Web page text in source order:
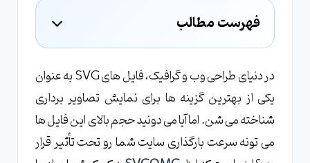
فهرست مطالب
ابزار SVGOMG چیست و چگونه کار می کند؟
معرفی ابزار SVGOMG و کاربردهای آن
چرا از SVGOMG برای بهینه سازی فایل های SVG
استفاده کنیم؟
ویژگی های برجسته ابزار SVGOMG
در دنیای طراحی وب و گرافیک، فایل های SVG به عنوان
یکی از بهترین گزینه ها برای نمایش تصاویر برداری
شناخته می شن. اما آیا می دونید حجم بالای این فایل ها
می تونه سرعت بارگذاری سایت شما رو تحت تأثیر قرار